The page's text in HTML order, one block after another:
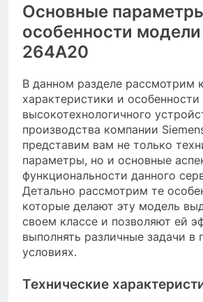
Основные
особенности модели
264A20
В данном разделе рассмотрим
характеристики и особенности
высокотехнологичного
производства компании
представим вам не только
параметры, но и основные
функциональности данного
Детально рассмотрим те
которые делают эту модель
своем классе и позволяют ей
выполнять различные задачи
условиях.
Технические